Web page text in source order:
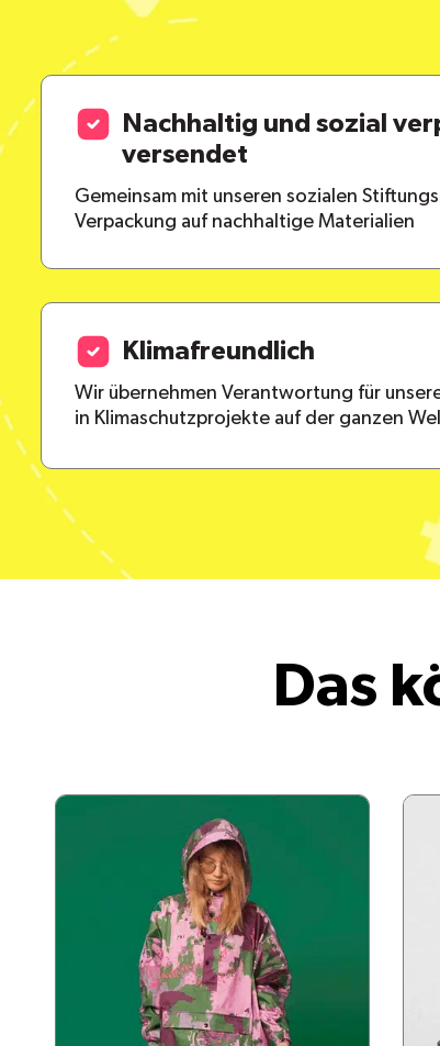
Nachhaltig und sozial
versendet
Gemeinsam mit unseren sozialen
Verpackung auf nachhaltige Materialien
Klimafreundlich
Wir übernehmen Verantwortung für
in Klimaschutzprojekte auf der ganzen
Das